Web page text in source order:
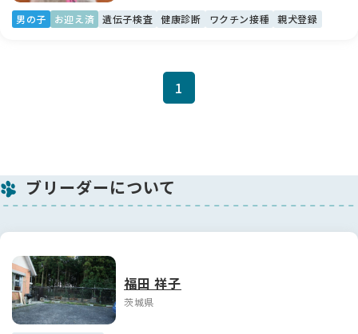
男の子 お迎え済 遺伝子検査 健康診断 ワクチン接種 親犬登録
1
ブリーダーについて
福田 祥子
茨城県